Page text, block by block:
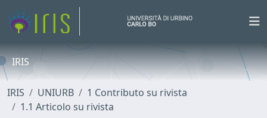
IRIS
IRIS UNIURB
1 Contributo su rivista
1.1 Articolo su rivista